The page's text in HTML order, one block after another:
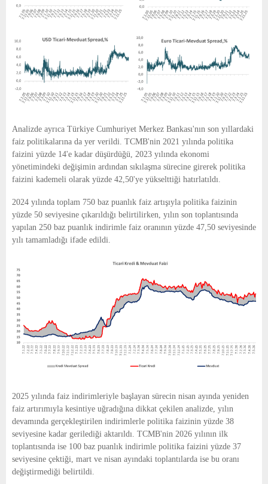
Analizde ayrıca Türkiye Cumhuriyet Merkez Bankası'nın son yıllardaki
faiz politikalarına da yer verildi. TCMB'nin 2021 yılında politika
faizini yüzde 14'e kadar düşürdüğü, 2023 yılında ekonomi
yönetimindeki değişimin ardından sıkılaşma sürecine girerek politika
faizini kademeli olarak yüzde 42,50'ye yükselttiği hatırlatıldı.
2024 yılında toplam 750 baz puanlık faiz artışıyla politika faizinin
yüzde 50 seviyesine çıkarıldığı belirtilirken, yılın son toplantısında
yapılan 250 baz puanlık indirimle faiz oranının yüzde 47,50 seviyesinde
yılı tamamladığı ifade edildi.
2025 yılında faiz indirimleriyle başlayan sürecin nisan ayında yeniden
faiz artırımıyla kesintiye uğradığına dikkat çekilen analizde, yılın
devamında gerçekleştirilen indirimlerle politika faizinin yüzde 38
seviyesine kadar gerilediği aktarıldı. TCMB'nin 2026 yılının ilk
toplantısında ise 100 baz puanlık indirimle politika faizini yüzde 37
seviyesine çektiği, mart ve nisan ayındaki toplantılarda ise bu oranı
değiştirmediği belirtildi.